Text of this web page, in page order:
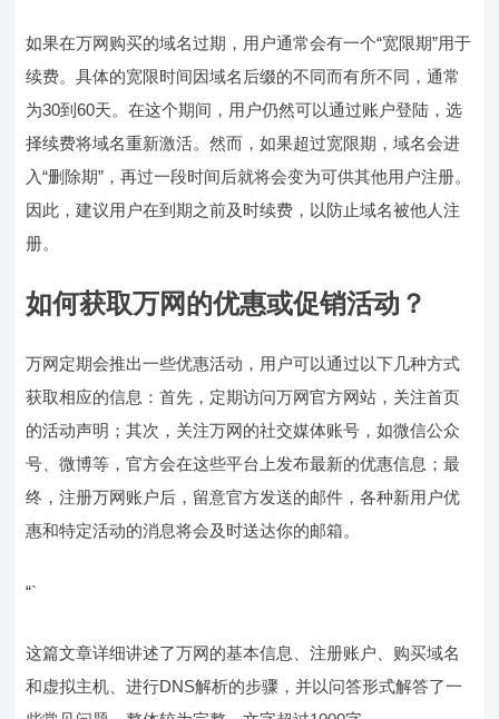
如果在万网购买的域名过期，用户通常会有一个“宽限期”用于
续费。具体的宽限时间因域名后缀的不同而有所不同，通常
为30到60天。在这个期间，用户仍然可以通过账户登陆，选
择续费将域名重新激活。然而，如果超过宽限期，域名会进
入“删除期”，再过一段时间后就将会变为可供其他用户注册。
因此，建议用户在到期之前及时续费，以防止域名被他人注
册。
如何获取万网的优惠或促销活动？
万网定期会推出一些优惠活动，用户可以通过以下几种方式
获取相应的信息：首先，定期访问万网官方网站，关注首页
的活动声明；其次，关注万网的社交媒体账号，如微信公众
号、微博等，官方会在这些平台上发布最新的优惠信息；最
终，注册万网账户后，留意官方发送的邮件，各种新用户优
惠和特定活动的消息将会及时送达你的邮箱。
“`
这篇文章详细讲述了万网的基本信息、注册账户、购买域名
和虚拟主机、进行DNS解析的步骤，并以问答形式解答了一